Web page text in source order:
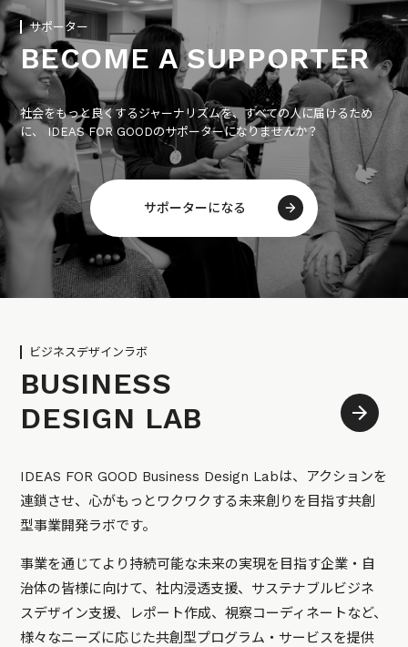
サポーター
BECOME A SUPPORTER
社会をもっと良くするジャーナリズムを、すべての人に届けるため
に、 IDEAS FOR GOODのサポーターになりませんか？
サポーターになる
ビジネスデザインラボ
BUSINESS
DESIGN LAB
IDEAS FOR GOOD Business Design Labは、アクションを
連鎖させ、心がもっとワクワクする未来創りを目指す共創
型事業開発ラボです。
事業を通じてより持続可能な未来の実現を目指す企業・自
治体の皆様に向けて、社内浸透支援、サステナブルビジネ
スデザイン支援、レポート作成、視察コーディネートなど、
様々なニーズに応じた共創型プログラム・サービスを提供